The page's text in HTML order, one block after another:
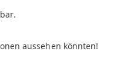
aussehen könnten!